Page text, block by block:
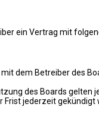
ein Vertrag mit
dem Betreiber des
des Boards gelten
jederzeit gekündigt